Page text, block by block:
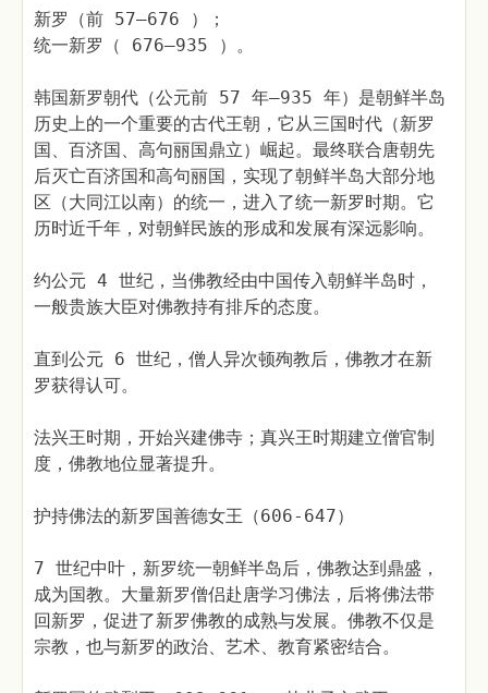
新罗（前 57—676 ）；
统一新罗（ 676—935 ）。
韩国新罗朝代（公元前 57 年—935 年）是朝鲜半岛
历史上的一个重要的古代王朝，它从三国时代（新罗
国、百济国、高句丽国鼎立）崛起。最终联合唐朝先
后灭亡百济国和高句丽国，实现了朝鲜半岛大部分地
区（大同江以南）的统一，进入了统一新罗时期。它
历时近千年，对朝鲜民族的形成和发展有深远影响。
约公元 4 世纪，当佛教经由中国传入朝鲜半岛时，
一般贵族大臣对佛教持有排斥的态度。
直到公元 6 世纪，僧人异次顿殉教后，佛教才在新
罗获得认可。
法兴王时期，开始兴建佛寺；真兴王时期建立僧官制
度，佛教地位显著提升。
护持佛法的新罗国善德女王（606-647）
7 世纪中叶，新罗统一朝鲜半岛后，佛教达到鼎盛，
成为国教。大量新罗僧侣赴唐学习佛法，后将佛法带
回新罗，促进了新罗佛教的成熟与发展。佛教不仅是
宗教，也与新罗的政治、艺术、教育紧密结合。